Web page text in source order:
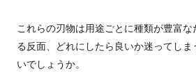
これらの刃物は用途ごとに種類が豊富
る反面、どれにしたら良いか迷ってし
いでしょうか。